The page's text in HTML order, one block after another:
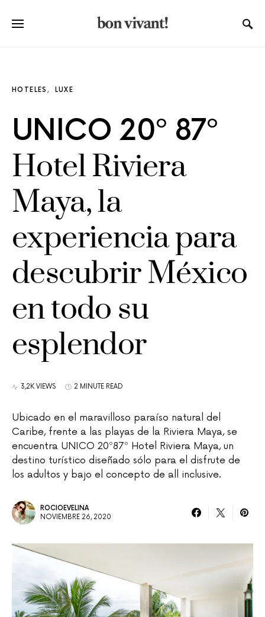
HOTELES LUXE
UNICO 20º 87º
Hotel Riviera
Maya, la
experiencia para
descubrir México
en todo su
esplendor
3,2K VIEWS 2 MINUTE READ
Ubicado en el maravilloso paraíso natural del
Caribe, frente a las playas de la Riviera Maya, se
encuentra UNICO 20º87º Hotel Riviera Maya, un
destino turístico diseñado sólo para el disfrute de
los adultos y bajo el concepto de all inclusive.
ROCIOEVELINA
NOVIEMBRE 26, 2020